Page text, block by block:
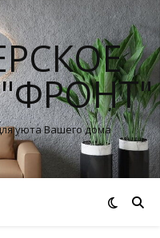
уюта Вашего дома